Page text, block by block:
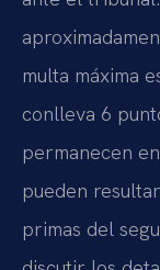
multa máxima
conlleva 6
permanecen
pueden
primas del